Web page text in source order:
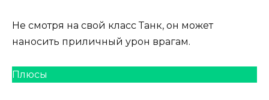
Не смотря на свой класс Танк, он может
наносить приличный урон врагам.
Плюсы